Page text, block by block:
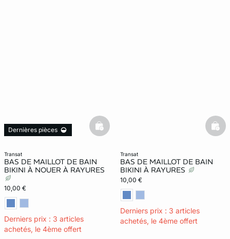
transat
BAS DE MAILLOT DE BAIN
BIKINI À NOUER À RAYURES
10,00 €
Derniers prix : 3 articles
achetés, le 4ème offert
Dernières pièces basketfull
transat
BAS DE MAILLOT DE BAIN
BIKINI À RAYURES
10,00 €
Derniers prix : 3 articles
achetés, le 4ème offert